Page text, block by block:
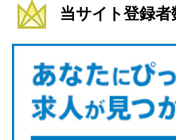
当サイト登録者